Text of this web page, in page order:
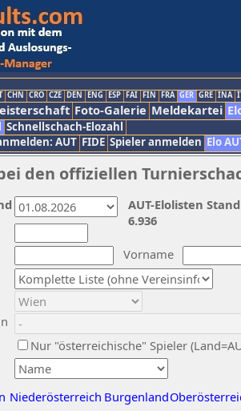
CHN CRO CZE DEN ENG ESP FAI FIN FRA GER GRE INA
Foto-Galerie Meldekartei
Schnellschach-Elozahl
AUT FIDE Spieler anmelden Elo
den offiziellen
Vorname
Nur "österreichische" Spieler
Niederösterreich Burgenland
AUT-Elolisten
6.936